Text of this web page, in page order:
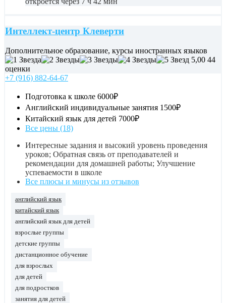
Интеллект-центр Клеверти
Дополнительное образование, курсы иностранных языков
5,00 44
оценки
+7 (916) 882-64-67
Подготовка к школе 6000₽
Английский индивидуальные занятия 1500₽
Китайский язык для детей 7000₽
Все цены (18)
Интересные задания и высокий уровень проведения
уроков; Обратная связь от преподавателей и
рекомендации для домашней работы; Улучшение
успеваемости в школе
Все плюсы и минусы из отзывов
английский язык
китайский язык
английский язык для детей
взрослые группы
детские группы
дистанционное обучение
для взрослых
для детей
для подростков
занятия для детей